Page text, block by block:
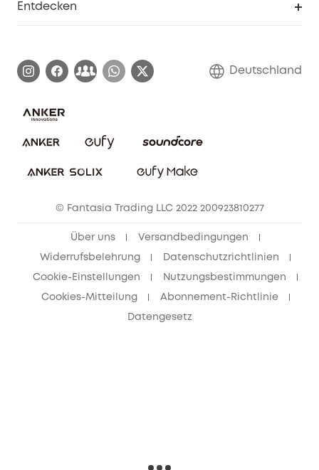
Impressum
Bestellung stornieren
Entdecken
Blog
Deutschland
© Fantasia Trading LLC 2022 200923810277
Über uns Versandbedingungen
Widerrufsbelehrung Datenschutzrichtlinien
Cookie-Einstellungen Nutzungsbestimmungen
Cookies-Mitteilung Abonnement-Richtlinie
Datengesetz